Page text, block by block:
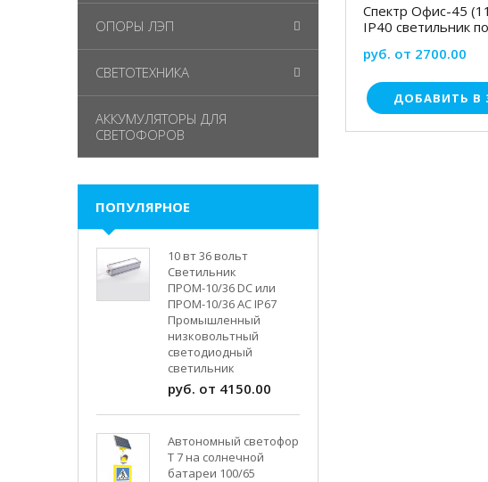
Спектр Офис-45
IP40 светильник
руб. от 2700.00
ДОБАВИТЬ В
ОПОРЫ ЛЭП
СВЕТОТЕХНИКА
АККУМУЛЯТОРЫ ДЛЯ
СВЕТОФОРОВ
ПОПУЛЯРНОЕ
10 вт 36 вольт
Светильник
ПРОМ-10/36 DC или
ПРОМ-10/36 AC IP67
Промышленный
низковольтный
светодиодный
светильник
руб. от 4150.00
Автономный светофор
Т 7 на солнечной
батареи 100/65